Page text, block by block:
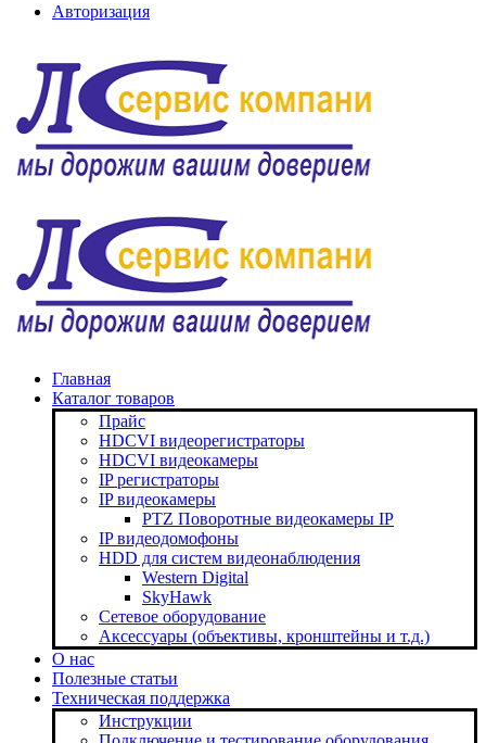
Авторизация
Главная
Каталог товаров
Прайс
HDCVI видеорегистраторы
HDCVI видеокамеры
IP регистраторы
IP видеокамеры
PTZ Поворотные видеокамеры IP
IP видеодомофоны
HDD для систем видеонаблюдения
Western Digital
SkyHawk
Сетевое оборудование
Аксессуары (объективы, кронштейны и т.д.)
О нас
Полезные статьи
Техническая поддержка
Инструкции